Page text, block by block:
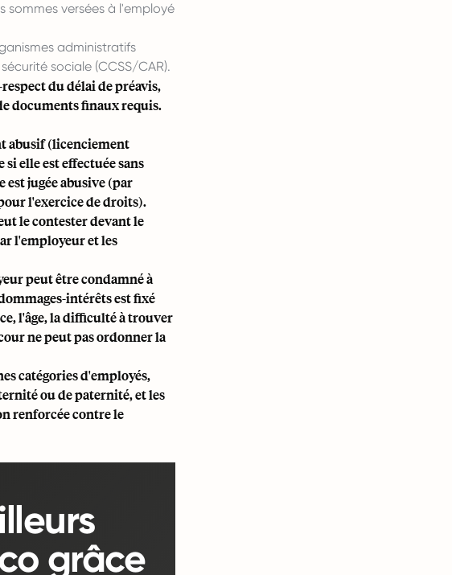
versées à l'employé
administratifs
sociale (CCSS/CAR).
du délai de préavis,
documents finaux requis.
abusif (licenciement
elle est effectuée sans
jugée abusive (par
l'exercice de droits).
le contester devant le
l'employeur et les
peut être condamné à
intérêts est fixé
l'âge, la difficulté à trouver
ne peut pas ordonner la
catégories d'employés,
ou de paternité, et les
renforcée contre le
grâce